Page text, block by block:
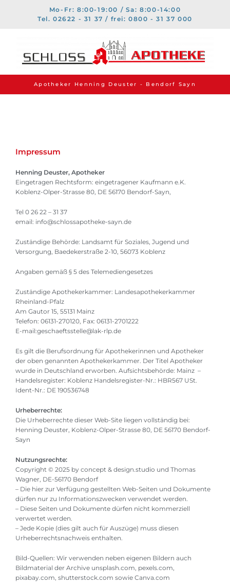
Mo-Fr: 8:00-19:00 / Sa: 8:00-14:00
Tel. 02622 - 31 37 / frei: 0800 - 31 37 000
Apotheker Henning Deuster - Bendorf Sayn
Impressum
Henning Deuster, Apotheker
Eingetragen Rechtsform: eingetragener Kaufmann e.K.
Koblenz-Olper-Strasse 80, DE 56170 Bendorf-Sayn,
Tel 0 26 22 – 31 37
email: info@schlossapotheke-sayn.de
Zuständige Behörde: Landsamt für Soziales, Jugend und
Versorgung, Baedekerstraße 2-10, 56073 Koblenz
Angaben gemäß § 5 des Telemediengesetzes
Zuständige Apothekerkammer: Landesapothekerkammer
Rheinland-Pfalz
Am Gautor 15, 55131 Mainz
Telefon: 06131-270120, Fax: 06131-2701222
E-mail:geschaeftsstelle@lak-rlp.de
Es gilt die Berufsordnung für Apothekerinnen und Apotheker
der oben genannten Apothekerkammer. Der Titel Apotheker
wurde in Deutschland erworben. Aufsichtsbehörde: Mainz –
Handelsregister: Koblenz Handelsregister-Nr.: HBR567 USt.
Ident-Nr.: DE 190536748
Urheberrechte:
Die Urheberrechte dieser Web-Site liegen vollständig bei:
Henning Deuster, Koblenz-Olper-Strasse 80, DE 56170 Bendorf-
Sayn
Nutzungsrechte:
Copyright © 2025 by concept & design.studio und Thomas
Wagner, DE-56170 Bendorf
– Die hier zur Verfügung gestellten Web-Seiten und Dokumente
dürfen nur zu Informationszwecken verwendet werden.
– Diese Seiten und Dokumente dürfen nicht kommerziell
verwertet werden.
– Jede Kopie (dies gilt auch für Auszüge) muss diesen
Urheberrechtsnachweis enthalten.
Bild-Quellen: Wir verwenden neben eigenen Bildern auch
Bildmaterial der Archive unsplash.com, pexels.com,
pixabay.com, shutterstock.com sowie Canva.com